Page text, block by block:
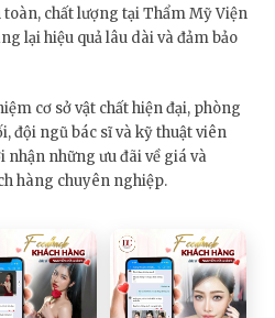
chất lượng tại Thẩm Mỹ Viện
lại hiệu quả lâu dài và đảm bảo
cơ sở vật chất hiện đại, phòng
đội ngũ bác sĩ và kỹ thuật viên
những ưu đãi về giá và
hàng chuyên nghiệp.